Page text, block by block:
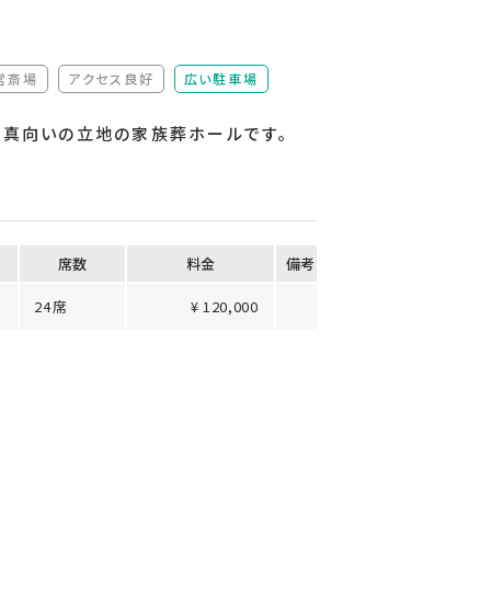
斎場
（非該当）
アクセス良好
（非該当）
広い駐車場
向いの立地の家族葬ホールです。
席数 料⾦ 備考
24席 ¥ 120,000